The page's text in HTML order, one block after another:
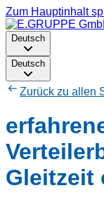
Zum Hauptinhalt
Deutsch
Deutsch
Zurück zu allen
Gleitzeit